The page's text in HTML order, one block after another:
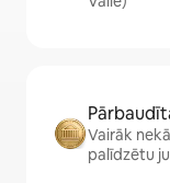
Vairāk
palīdzētu